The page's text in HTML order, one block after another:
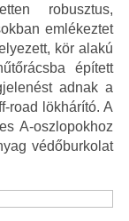
robusztus,
emlékeztet
kör alakú
épített
adnak a
lökhárító. A
A‑oszlopokhoz
védőburkolat